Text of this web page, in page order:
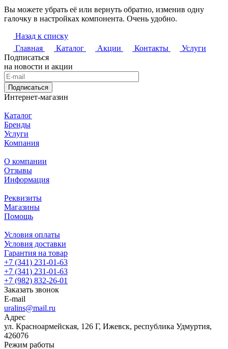
Вы можете убрать её или вернуть обратно, изменив одну
галочку в настройках компонента. Очень удобно.
Назад к списку
Главная
Каталог Акции Контакты
Услуги
Подписаться
на новости и акции
Подписаться
Интернет-магазин
Каталог
Бренды
Услуги
Компания
О компании
Отзывы
Информация
Реквизиты
Магазины
Помощь
Условия оплаты
Условия доставки
Гарантия на товар
+7 (341) 231-01-63
+7 (341) 231-01-63
+7 (982) 832-26-01
Заказать звонок
E-mail
uralins@mail.ru
Адрес
ул. Красноармейская, 126 Г, Ижевск, республика Удмуртия,
426076
Режим работы